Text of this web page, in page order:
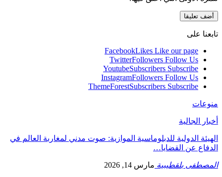
تابعنا على
FacebookLikes Like our page
TwitterFollowers Follow Us
YoutubeSubscribers Subscribe
InstagramFollowers Follow Us
ThemeForestSubscribers Subscribe
منوعات
أخبار الجالية
الهيئة الدولية للدبلوماسية الموازية: صوت مدني لمغاربة العالم في
الدفاع عن القضايا…
المصطفى بلقطيبية مارس 14, 2026